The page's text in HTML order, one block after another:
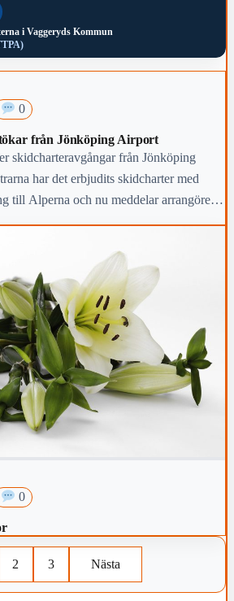
i Vaggeryds Kommun
0
från Jönköping Airport
skidcharteravgångar från Jönköping
har det erbjudits skidcharter med
till Alperna och nu meddelar arrangören
vidare och dessutom utökar med
0
2 3 Nästa